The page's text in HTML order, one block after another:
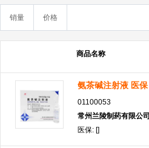
销量 价格
商品名称
氨茶碱注射液 医保
01100053
常州兰陵制药有限公司
医保: []